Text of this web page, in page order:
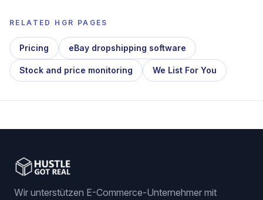
RELATED HGR PAGES
Pricing eBay dropshipping software
Stock and price monitoring We List For You
Wir unterstützen E-Commerce-Unternehmer mit